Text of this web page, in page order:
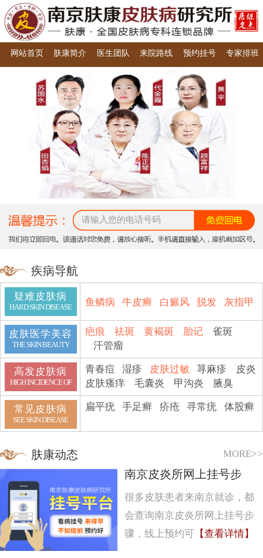
网站首页 肤康简介 医生团队 来院路线 预约挂号 专家排班
疾病导航
疑难皮肤病
HARD SKIN DISEASE 鱼鳞病 牛皮癣 白癜风 脱发 灰指甲
皮肤医学美容
THE SKIN BEAUTY
疤痕 祛斑 黄褐斑 胎记
雀斑
汗管瘤
高发皮肤病
HIGH INCIDENCE OF
青春痘 湿疹 皮肤过敏 荨麻疹
皮炎
皮肤瘙痒
毛囊炎 甲沟炎 腋臭
常见皮肤病
SEE SKIN DISEASE
扁平疣 手足癣 疥疮 寻常疣 体股癣
肤康动态 MORE>>
南京皮炎所网上挂号步
很多皮肤患者来南京就诊，都
会查询南京皮炎所网上挂号步
骤，线上预约可 【查看详情】